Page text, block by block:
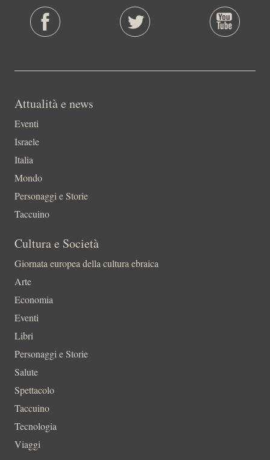
Attualità e news
Eventi
Israele
Italia
Mondo
Personaggi e Storie
Taccuino
Cultura e Società
Giornata europea della cultura ebraica
Arte
Economia
Eventi
Libri
Personaggi e Storie
Salute
Spettacolo
Taccuino
Tecnologia
Viaggi